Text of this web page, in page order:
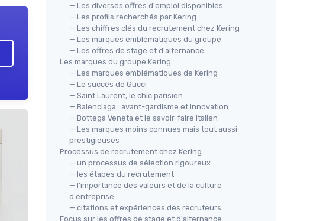
— Les diverses offres d'emploi disponibles
— Les profils recherchés par Kering
— Les chiffres clés du recrutement chez Kering
— Les marques emblématiques du groupe
— Les offres de stage et d'alternance
Les marques du groupe Kering
— Les marques emblématiques de Kering
— Le succès de Gucci
— Saint Laurent, le chic parisien
— Balenciaga : avant-gardisme et innovation
— Bottega Veneta et le savoir-faire italien
— Les marques moins connues mais tout aussi
prestigieuses
Processus de recrutement chez Kering
— un processus de sélection rigoureux
— les étapes du recrutement
— l'importance des valeurs et de la culture
d'entreprise
— citations et expériences des recruteurs
Focus sur les offres de stage et d'alternance